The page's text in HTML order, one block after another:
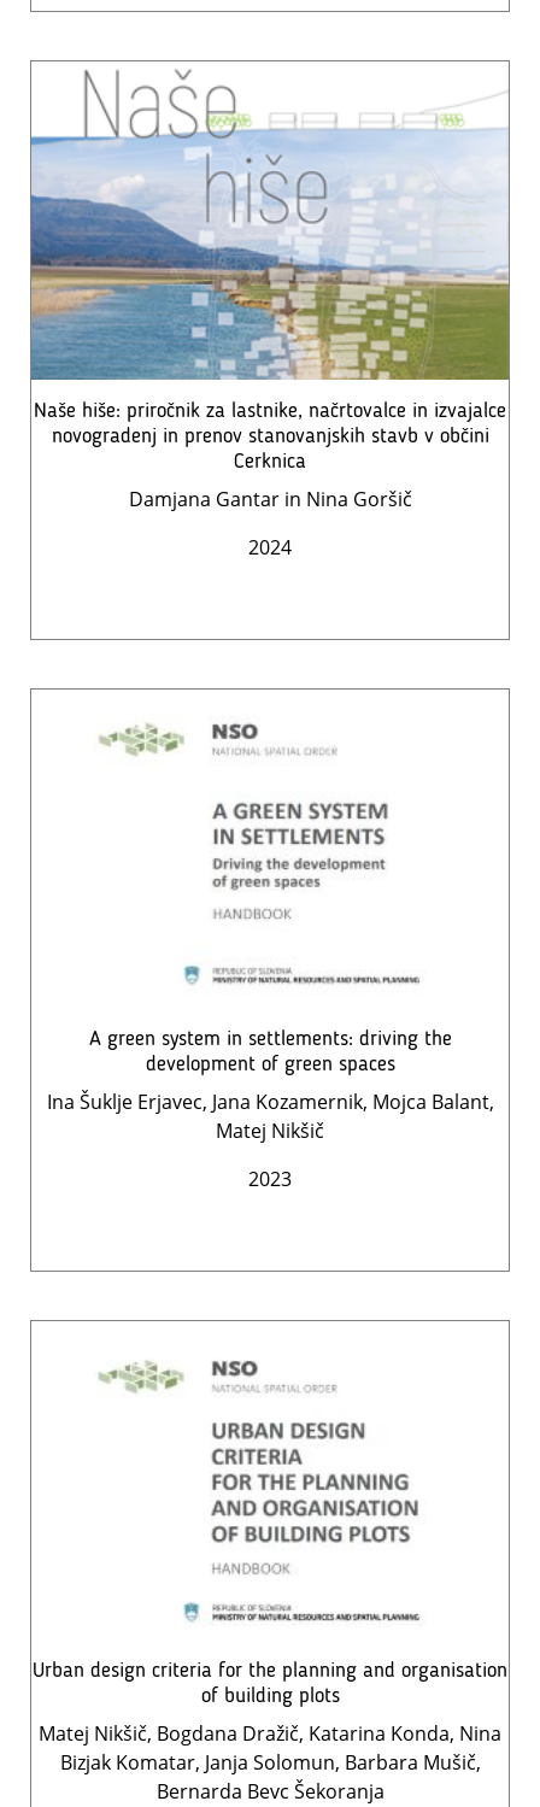
Naše hiše: priročnik za lastnike, načrtovalce in izvajalce
novogradenj in prenov stanovanjskih stavb v občini
Cerknica
Damjana Gantar in Nina Goršič
2024
A green system in settlements: driving the
development of green spaces
Ina Šuklje Erjavec, Jana Kozamernik, Mojca Balant,
Matej Nikšič
2023
Urban design criteria for the planning and organisation
of building plots
Matej Nikšič, Bogdana Dražič, Katarina Konda, Nina
Bizjak Komatar, Janja Solomun, Barbara Mušič,
Bernarda Bevc Šekoranja